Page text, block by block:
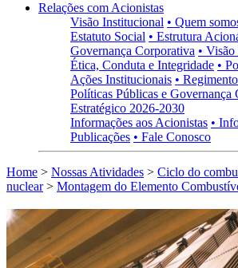
Relações com Acionistas
Visão Institucional • Quem
Estatuto Social • Estrutura
Governança Corporativa •
Ética, Conduta e Integridade •
Ações Institucionais •
Políticas Públicas e Governança
Estratégico 2026-2030
Informações aos Acionistas •
Publicações • Fale Conosco
Home > Nossas Atividades > Ciclo do
nuclear> Montagem do Elemento